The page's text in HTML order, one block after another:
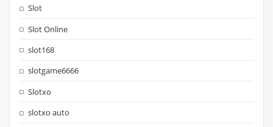
Slot
Slot Online
slot168
slotgame6666
Slotxo
slotxo auto